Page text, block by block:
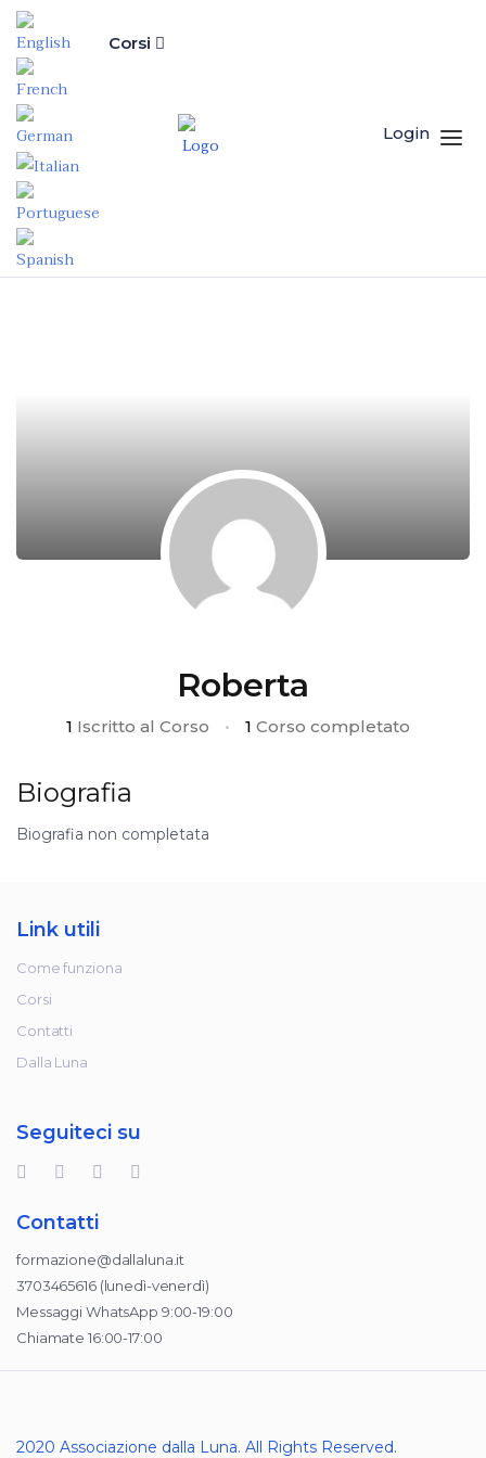
Corsi
Login
Roberta
1 Iscritto al Corso • 1 Corso completato
Biografia
Biografia non completata
Link utili
Come funziona
Corsi
Contatti
Dalla Luna
Seguiteci su
Contatti
formazione@dallaluna.it
3703465616 (lunedì-venerdì)
Messaggi WhatsApp 9:00-19:00
Chiamate 16:00-17:00
2020 Associazione dalla Luna. All Rights Reserved.